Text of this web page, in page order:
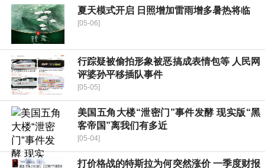
夏天模式开启 日照增加雷雨增多暑热将临
[05-06]
行踪疑被偷拍形象被恶搞成表情包等 人民网
评婆孙平移插队事件
[05-05]
美国五角大楼“泄密门”事件发酵 现实版“黑
客帝国”离我们有多近
[05-04]
打价格战的特斯拉为何突然涨价 一季度财报